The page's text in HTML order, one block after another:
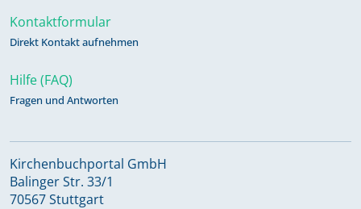
Kontaktformular
Direkt Kontakt aufnehmen
Hilfe (FAQ)
Fragen und Antworten
Kirchenbuchportal GmbH
Balinger Str. 33/1
70567 Stuttgart